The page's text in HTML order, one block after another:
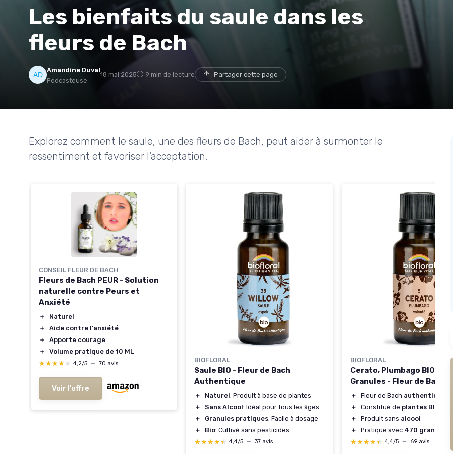
Les bienfaits du saule dans les
fleurs de Bach
Amandine Duval
Podcasteuse
18 mai 2025 9 min de lecture Partager cette page
Explorez comment le saule, une des fleurs de Bach, peut aider à surmonter le
ressentiment et favoriser l'acceptation.
CONSEIL FLEUR DE BACH
Fleurs de Bach PEUR - Solution
naturelle contre Peurs et
Anxiété
＋
Naturel
＋
Aide contre l'anxiété
＋
Apporte courage
＋
Volume pratique de 10 ML
★★★★★
★★★★★ 4,2/5 — 70 avis
Voir l'offre
BIOFLORAL
Saule BIO - Fleur de Bach
Authentique
＋ Naturel: Produit à base de plantes
＋
Sans Alcool: Idéal pour tous les âges
＋
Granules pratiques: Facile à dosage
＋
Bio: Cultivé sans pesticides
★★★★★
★★★★★ 4,4/5 — 37 avis
BIOFLORAL
Cerato, Plumbago BIO - 470
Granules - Fleur de Bach
＋ Fleur de Bach authentique
＋
Constitué de plantes BIO
＋
Produit sans alcool
＋
Pratique avec 470 granules
★★★★★
★★★★★ 4,4/5 — 69 avis